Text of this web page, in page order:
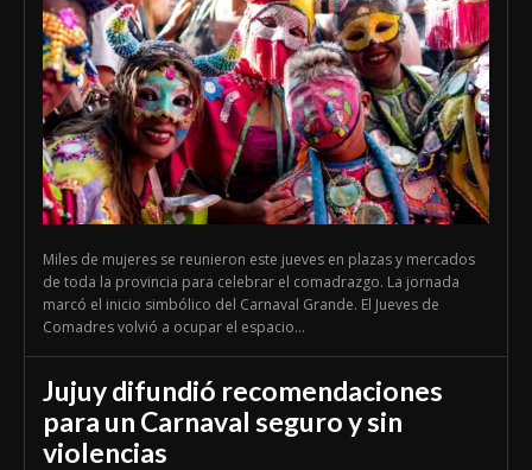
Miles de mujeres se reunieron este jueves en plazas y mercados
de toda la provincia para celebrar el comadrazgo. La jornada
marcó el inicio simbólico del Carnaval Grande. El Jueves de
Comadres volvió a ocupar el espacio...
Jujuy difundió recomendaciones
para un Carnaval seguro y sin
violencias